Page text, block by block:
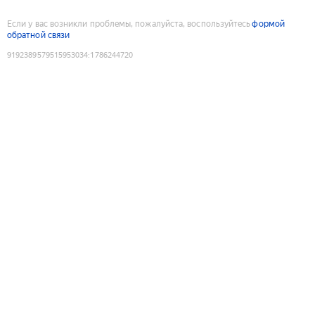
Если у вас возникли проблемы, пожалуйста, воспользуйтесьформой
обратной связи
9192389579515953034:1786244720